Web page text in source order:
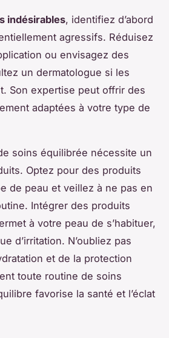
indésirables, identifiez d’abord
agressifs. Réduisez
ou envisagez des
un dermatologue si les
Son expertise peut offrir des
adaptées à votre type de
soins équilibrée nécessite un
Optez pour des produits
de peau et veillez à ne pas en
Intégrer des produits
à votre peau de s’habituer,
d’irritation. N’oubliez pas
et de la protection
toute routine de soins
favorise la santé et l’éclat